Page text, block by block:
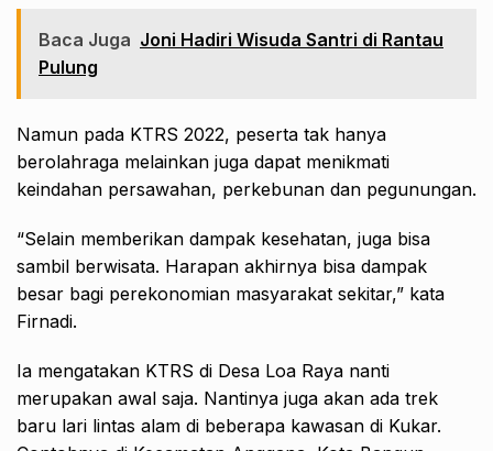
Baca Juga Joni Hadiri Wisuda Santri di Rantau
Pulung
Namun pada KTRS 2022, peserta tak hanya
berolahraga melainkan juga dapat menikmati
keindahan persawahan, perkebunan dan pegunungan.
“Selain memberikan dampak kesehatan, juga bisa
sambil berwisata. Harapan akhirnya bisa dampak
besar bagi perekonomian masyarakat sekitar,” kata
Firnadi.
Ia mengatakan KTRS di Desa Loa Raya nanti
merupakan awal saja. Nantinya juga akan ada trek
baru lari lintas alam di beberapa kawasan di Kukar.